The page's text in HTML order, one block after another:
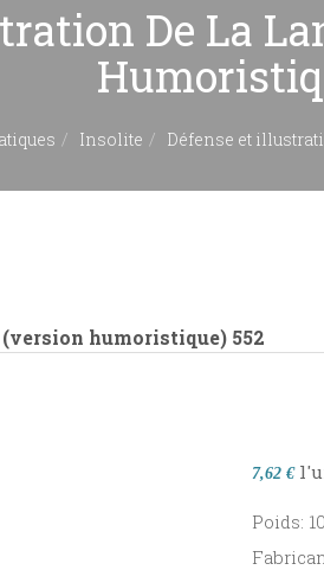
De La
Insolite Défense et
humoristique) 552
7,62 €
Poids: